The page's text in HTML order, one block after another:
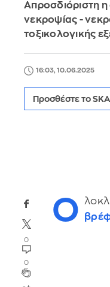
Απροσδιόριστη
νεκροψίας -
τοξικολογικής
16:03, 10.06.2025
Προσθέστε το
0
0
Ο